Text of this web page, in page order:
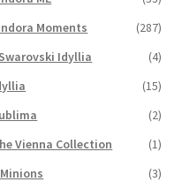
Moments
(287)
Idyllia
(4)
(15)
(2)
Vienna Collection
(1)
(3)